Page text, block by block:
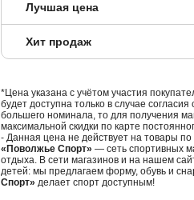
Лучшая цена
Хит продаж
*Цена указана с учётом участия
будет доступна только в случае
большего номинала, то для получения
максимальной скидки по карте
- Данная цена не действует на товары
«Поволжье Спорт» — сеть спортивных
отдыха. В сети магазинов и на нашем
детей: мы предлагаем форму, обувь и
Спорт» делает спорт доступным!